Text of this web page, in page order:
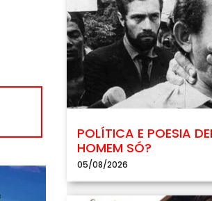
POLÍTICA E POESIA
HOMEM SÓ?
05/08/2026